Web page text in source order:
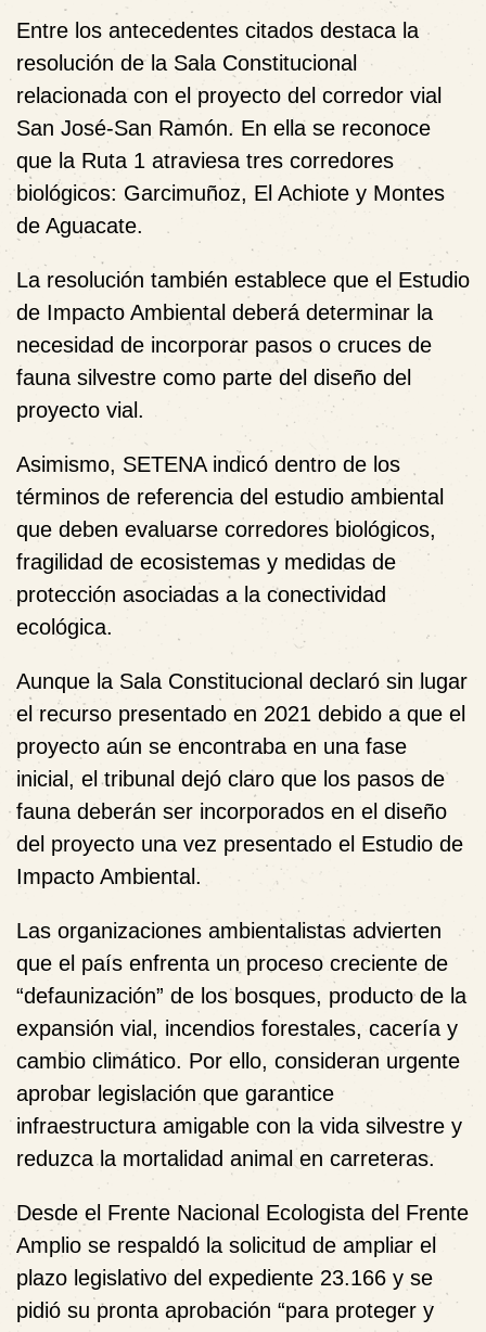
Entre los antecedentes citados destaca la
resolución de la Sala Constitucional
relacionada con el proyecto del corredor vial
San José-San Ramón. En ella se reconoce
que la Ruta 1 atraviesa tres corredores
biológicos: Garcimuñoz, El Achiote y Montes
de Aguacate.
La resolución también establece que el Estudio
de Impacto Ambiental deberá determinar la
necesidad de incorporar pasos o cruces de
fauna silvestre como parte del diseño del
proyecto vial.
Asimismo, SETENA indicó dentro de los
términos de referencia del estudio ambiental
que deben evaluarse corredores biológicos,
fragilidad de ecosistemas y medidas de
protección asociadas a la conectividad
ecológica.
Aunque la Sala Constitucional declaró sin lugar
el recurso presentado en 2021 debido a que el
proyecto aún se encontraba en una fase
inicial, el tribunal dejó claro que los pasos de
fauna deberán ser incorporados en el diseño
del proyecto una vez presentado el Estudio de
Impacto Ambiental.
Las organizaciones ambientalistas advierten
que el país enfrenta un proceso creciente de
“defaunización” de los bosques, producto de la
expansión vial, incendios forestales, cacería y
cambio climático. Por ello, consideran urgente
aprobar legislación que garantice
infraestructura amigable con la vida silvestre y
reduzca la mortalidad animal en carreteras.
Desde el Frente Nacional Ecologista del Frente
Amplio se respaldó la solicitud de ampliar el
plazo legislativo del expediente 23.166 y se
pidió su pronta aprobación “para proteger y